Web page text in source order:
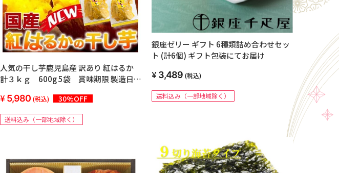
人気の干し芋鹿児島産 訳あり 紅はるか
計３ｋｇ 600g 5袋 賞味期限 製造日よ
5,980 (税込) 30%OFF
送料込み（一部地域除く）
銀座ゼリー ギフト 6種類詰め合わせセッ
ト (計6個) ギフト包装にてお届け
3,489 (税込)
送料込み（一部地域除く）